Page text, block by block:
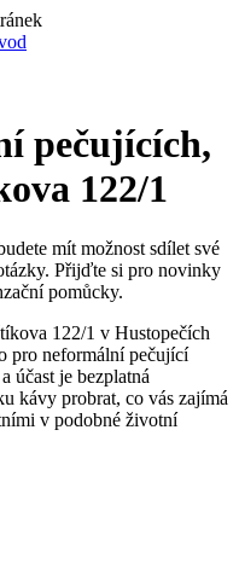
pečujících,
122/1
mít možnost sdílet své
Přijďte si pro novinky
pomůcky.
122/1 v Hustopečích
pro neformální pečující
účast je bezplatná
kávy probrat, co vás zajímá
v podobné životní